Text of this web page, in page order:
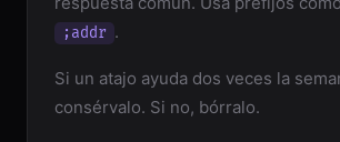
;addr .
Si un atajo ayuda dos veces la
consérvalo. Si no, bórralo.